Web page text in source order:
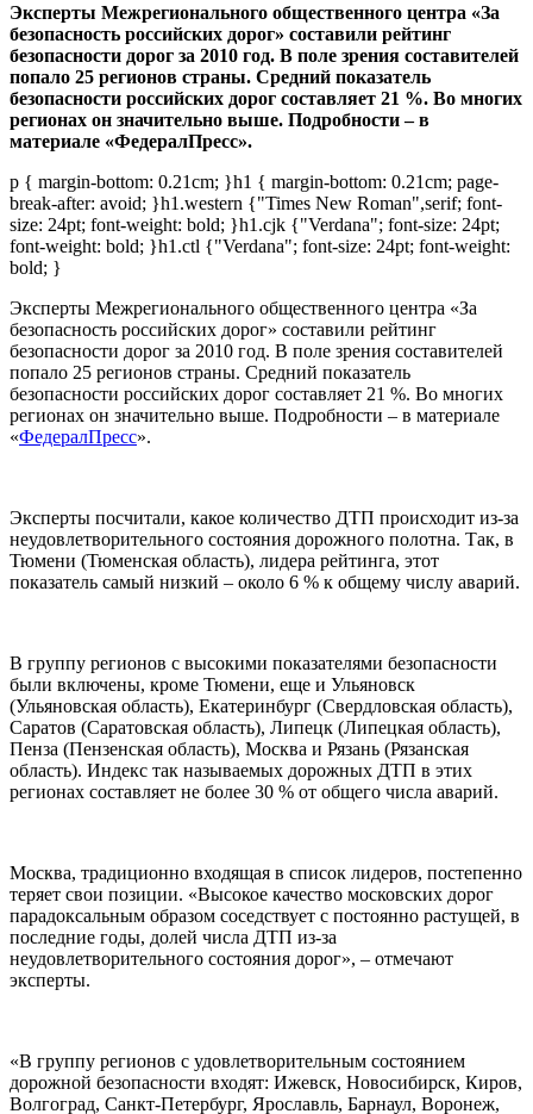
Эксперты Межрегионального общественного центра «За
безопасность российских дорог» составили рейтинг
безопасности дорог за 2010 год. В поле зрения составителей
попало 25 регионов страны. Средний показатель
безопасности российских дорог составляет 21 %. Во многих
регионах он значительно выше. Подробности – в
материале «ФедералПресс».
p { margin-bottom: 0.21cm; }h1 { margin-bottom: 0.21cm; page-
break-after: avoid; }h1.western {"Times New Roman",serif; font-
size: 24pt; font-weight: bold; }h1.cjk {"Verdana"; font-size: 24pt;
font-weight: bold; }h1.ctl {"Verdana"; font-size: 24pt; font-weight:
bold; }
Эксперты Межрегионального общественного центра «За
безопасность российских дорог» составили рейтинг
безопасности дорог за 2010 год. В поле зрения составителей
попало 25 регионов страны. Средний показатель
безопасности российских дорог составляет 21 %. Во многих
регионах он значительно выше. Подробности – в материале
«ФедералПресс».
Эксперты посчитали, какое количество ДТП происходит из-за
неудовлетворительного состояния дорожного полотна. Так, в
Тюмени (Тюменская область), лидера рейтинга, этот
показатель самый низкий – около 6 % к общему числу аварий.
В группу регионов с высокими показателями безопасности
были включены, кроме Тюмени, еще и Ульяновск
(Ульяновская область), Екатеринбург (Свердловская область),
Саратов (Саратовская область), Липецк (Липецкая область),
Пенза (Пензенская область), Москва и Рязань (Рязанская
область). Индекс так называемых дорожных ДТП в этих
регионах составляет не более 30 % от общего числа аварий.
Москва, традиционно входящая в список лидеров, постепенно
теряет свои позиции. «Высокое качество московских дорог
парадоксальным образом соседствует с постоянно растущей, в
последние годы, долей числа ДТП из-за
неудовлетворительного состояния дорог», – отмечают
эксперты.
«В группу регионов с удовлетворительным состоянием
дорожной безопасности входят: Ижевск, Новосибирск, Киров,
Волгоград, Санкт-Петербург, Ярославль, Барнаул, Воронеж,